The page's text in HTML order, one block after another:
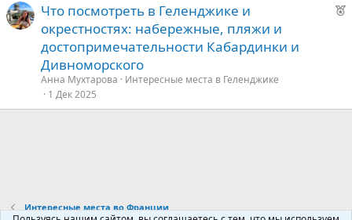
Р
н
Что посмотреть в Геленджике и
окрестностях: набережные, пляжи и
достопримечательности Кабардинки и
Дивноморского
Анна Мухтарова
Интересные места в Геленджике
1 Дек 2025
Интересные места во Франции